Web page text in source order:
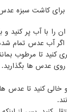
برای کاشت سبزه
را با آب پر کنید و
آب عدس تمام
کنید تا مرطوب
روی عدس ها
کنید تا عدس ها